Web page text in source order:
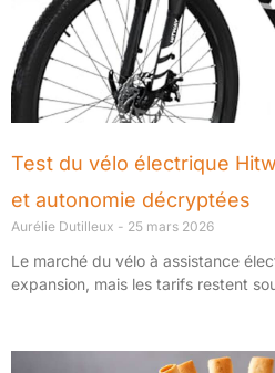
Test du vélo électrique
et autonomie décryptées
Aurélie Dutilleux 25 mars 2026
Le marché du vélo à assistance
expansion, mais les tarifs restent